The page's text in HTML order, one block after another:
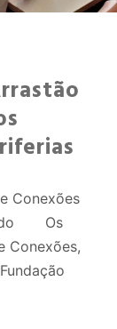
Conexões
Os
Conexões,